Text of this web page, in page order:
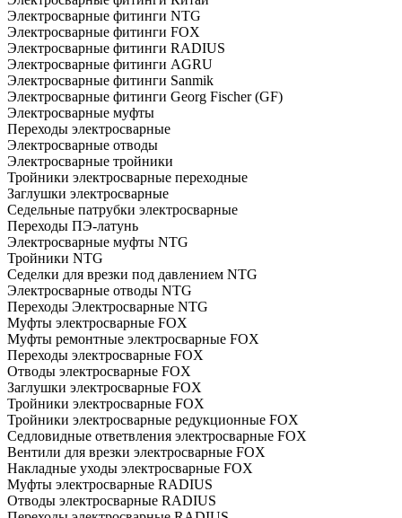
Электросварные фитинги NTG
Электросварные фитинги FOX
Электросварные фитинги RADIUS
Электросварные фитинги AGRU
Электросварные фитинги Sanmik
Электросварные фитинги Georg Fischer (GF)
Электросварные муфты
Переходы электросварные
Электросварные отводы
Электросварные тройники
Тройники электросварные переходные
Заглушки электросварные
Седельные патрубки электросварные
Переходы ПЭ-латунь
Электросварные муфты NTG
Тройники NTG
Седелки для врезки под давлением NTG
Электросварные отводы NTG
Переходы Электросварные NTG
Муфты электросварные FOX
Муфты ремонтные электросварные FOX
Переходы электросварные FOX
Отводы электросварные FOX
Заглушки электросварные FOX
Тройники электросварные FOX
Тройники электросварные редукционные FOX
Седловидные ответвления электросварные FOX
Вентили для врезки электросварные FOX
Накладные уходы электросварные FOX
Муфты электросварные RADIUS
Отводы электросварные RADIUS